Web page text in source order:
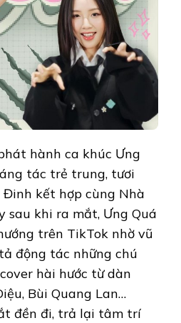
YOUTUBE,
ST.319
PHẢI
RA
LUÔN
BẢN
FAN
“BIỂU
hành ca khúc Ưng
tác trẻ trung, tươi
Đinh kết hợp cùng Nhà
sau khi ra mắt, Ưng Quá
trên TikTok nhờ vũ
động tác những chú
hài hước từ dàn
Bùi Quang Lan…
đền đi, trả lại tâm trí